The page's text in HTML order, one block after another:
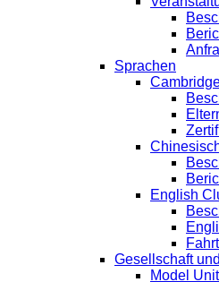
Sprachen
English
Gesellschaft
Model